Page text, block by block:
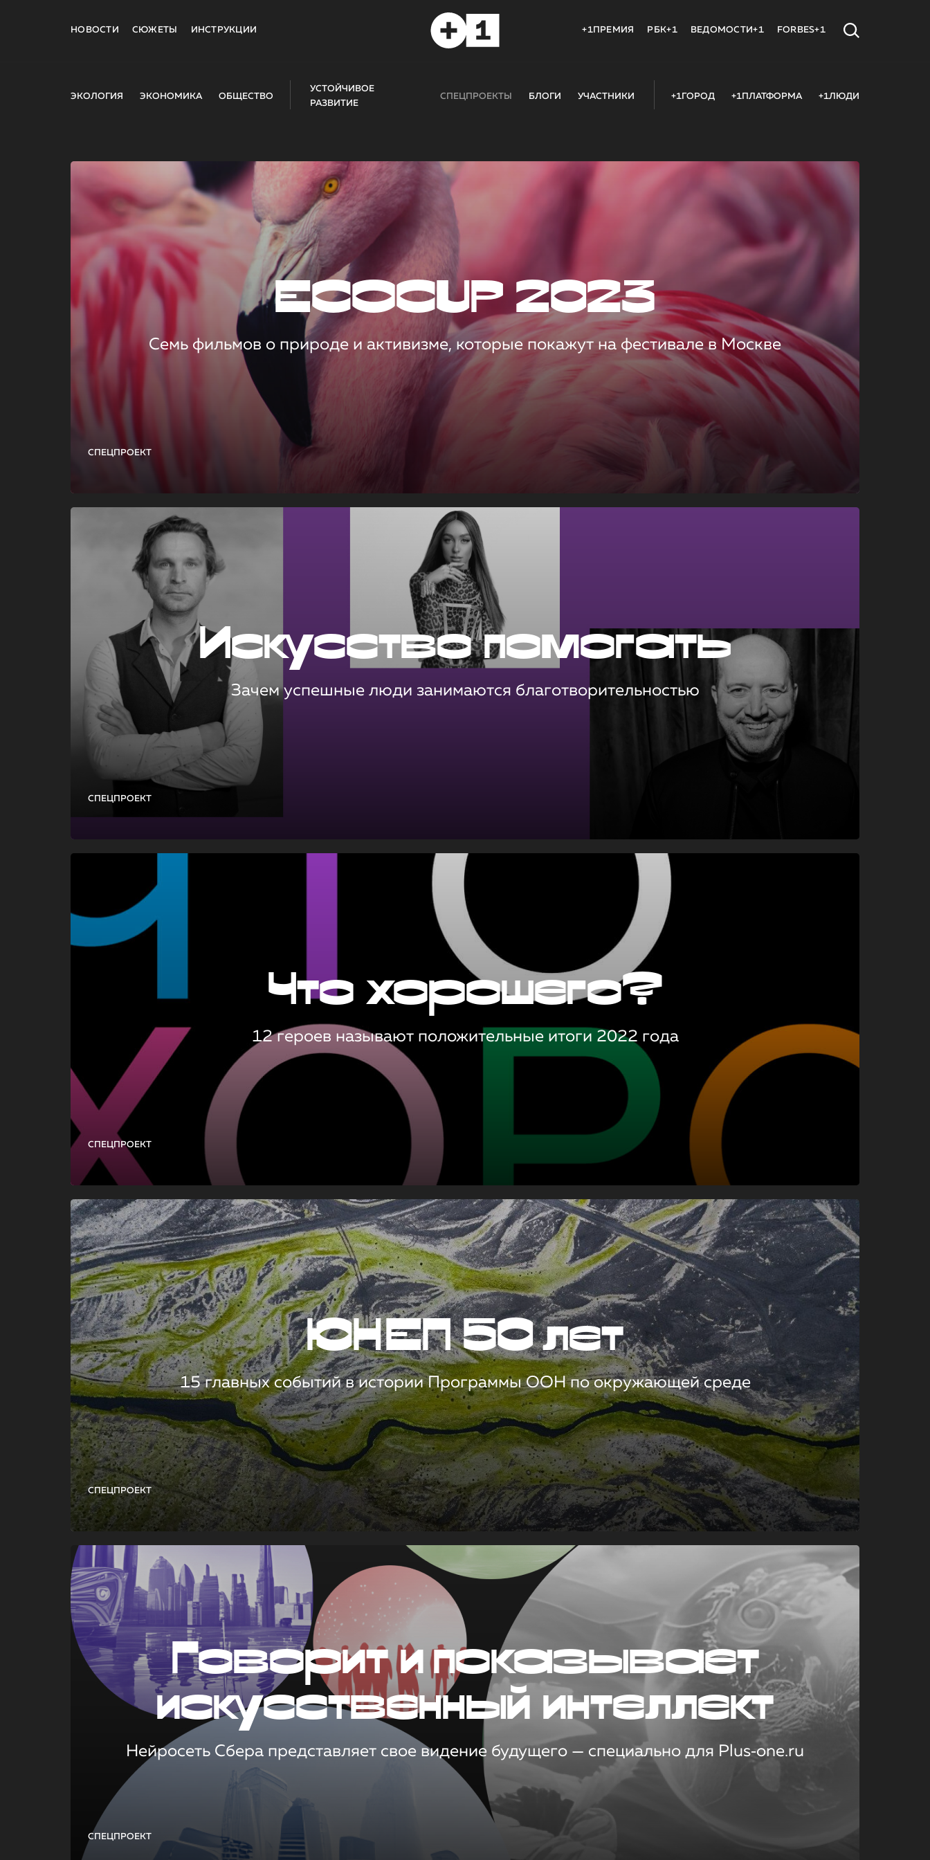
НОВОСТИ СЮЖЕТЫ ИНСТРУКЦИИ +1ПРЕМИЯ РБК+1 ВЕДОМОСТИ+1 FORBES+1
ЭКОЛОГИЯ ЭКОНОМИКА ОБЩЕСТВО
УСТОЙЧИВОЕ
РАЗВИТИЕ
СПЕЦПРОЕКТЫ БЛОГИ УЧАСТНИКИ +1ГОРОД +1ПЛАТФОРМА +1ЛЮДИ
СПЕЦПРОЕКТ
ECOCUP 2023
Семь фильмов о природе и активизме, которые покажут на фестивале в Москве
СПЕЦПРОЕКТ
Искусство помогать
Зачем успешные люди занимаются благотворительностью
СПЕЦПРОЕКТ
Что хорошего?
12 героев называют положительные итоги 2022 года
СПЕЦПРОЕКТ
ЮНЕП 50 лет
15 главных событий в истории Программы ООН по окружающей среде
СПЕЦПРОЕКТ
Говорит и показывает
искусственный интеллект
Нейросеть Сбера представляет свое видение будущего — специально для Plus‑one.ru